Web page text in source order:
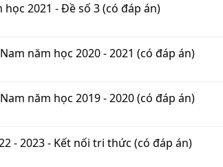
2021 - Đề số 3 (có đáp án)
năm học 2020 - 2021 (có đáp án)
năm học 2019 - 2020 (có đáp án)
- 2023 - Kết nối tri thức (có đáp án)